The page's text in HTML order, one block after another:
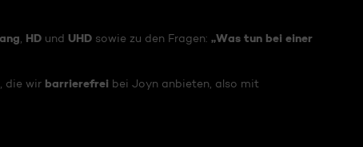
HDund UHDsowie zu den Fragen: „Was tun bei einer
die wir barrierefreibei Joyn anbieten, also mit